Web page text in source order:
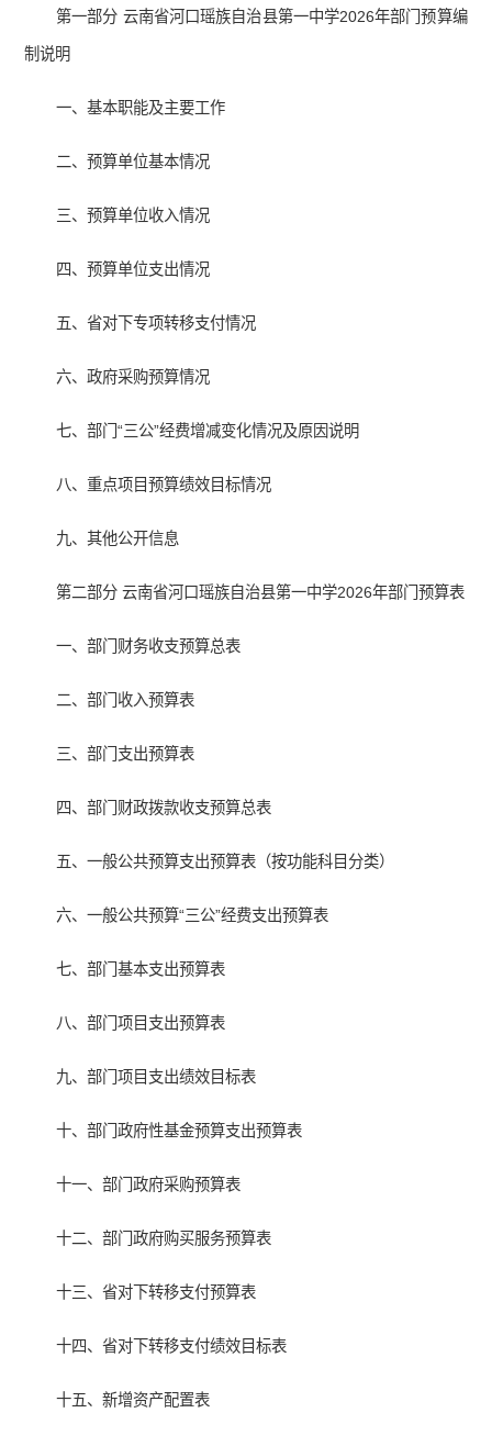
第一部分 云南省河口瑶族自治县第一中学2026年部门预算编
制说明
一、基本职能及主要工作
二、预算单位基本情况
三、预算单位收入情况
四、预算单位支出情况
五、省对下专项转移支付情况
六、政府采购预算情况
七、部门“三公”经费增减变化情况及原因说明
八、重点项目预算绩效目标情况
九、其他公开信息
第二部分 云南省河口瑶族自治县第一中学2026年部门预算表
一、部门财务收支预算总表
二、部门收入预算表
三、部门支出预算表
四、部门财政拨款收支预算总表
五、一般公共预算支出预算表（按功能科目分类）
六、一般公共预算“三公”经费支出预算表
七、部门基本支出预算表
八、部门项目支出预算表
九、部门项目支出绩效目标表
十、部门政府性基金预算支出预算表
十一、部门政府采购预算表
十二、部门政府购买服务预算表
十三、省对下转移支付预算表
十四、省对下转移支付绩效目标表
十五、新增资产配置表